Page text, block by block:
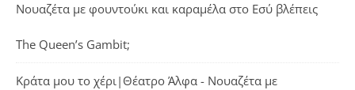
Νουαζέτα με φουντούκι και καραμέλα στο Εσύ βλέπεις
The Queen’s Gambit;
Κράτα μου το χέρι|Θέατρο Άλφα - Νουαζέτα με